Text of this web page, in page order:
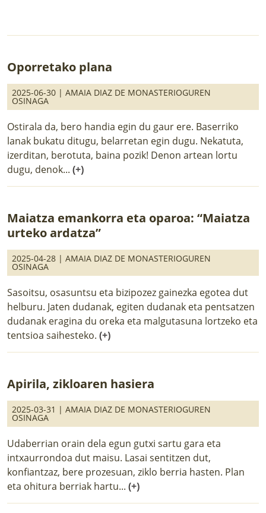
Oporretako plana
2025-06-30 | AMAIA DIAZ DE MONASTERIOGUREN
OSINAGA
Ostirala da, bero handia egin du gaur ere. Baserriko
lanak bukatu ditugu, belarretan egin dugu. Nekatuta,
izerditan, berotuta, baina pozik! Denon artean lortu
dugu, denok... (+)
Maiatza emankorra eta oparoa: “Maiatza
urteko ardatza”
2025-04-28 | AMAIA DIAZ DE MONASTERIOGUREN
OSINAGA
Sasoitsu, osasuntsu eta bizipozez gainezka egotea dut
helburu. Jaten dudanak, egiten dudanak eta pentsatzen
dudanak eragina du oreka eta malgutasuna lortzeko eta
tentsioa saihesteko. (+)
Apirila, zikloaren hasiera
2025-03-31 | AMAIA DIAZ DE MONASTERIOGUREN
OSINAGA
Udaberrian orain dela egun gutxi sartu gara eta
intxaurrondoa dut maisu. Lasai sentitzen dut,
konfiantzaz, bere prozesuan, ziklo berria hasten. Plan
eta ohitura berriak hartu... (+)